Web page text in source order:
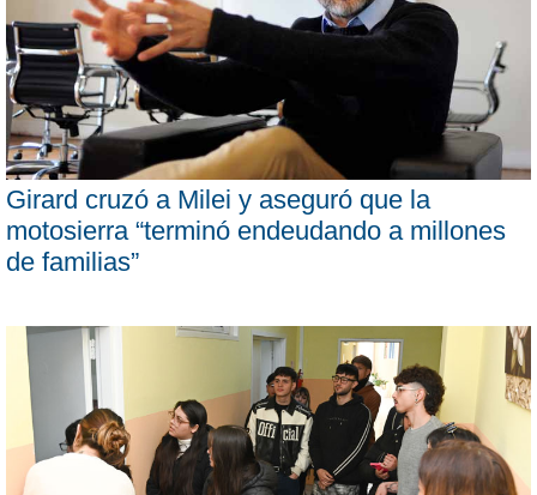
Girard cruzó a Milei y aseguró que la
motosierra “terminó endeudando a millones
de familias”